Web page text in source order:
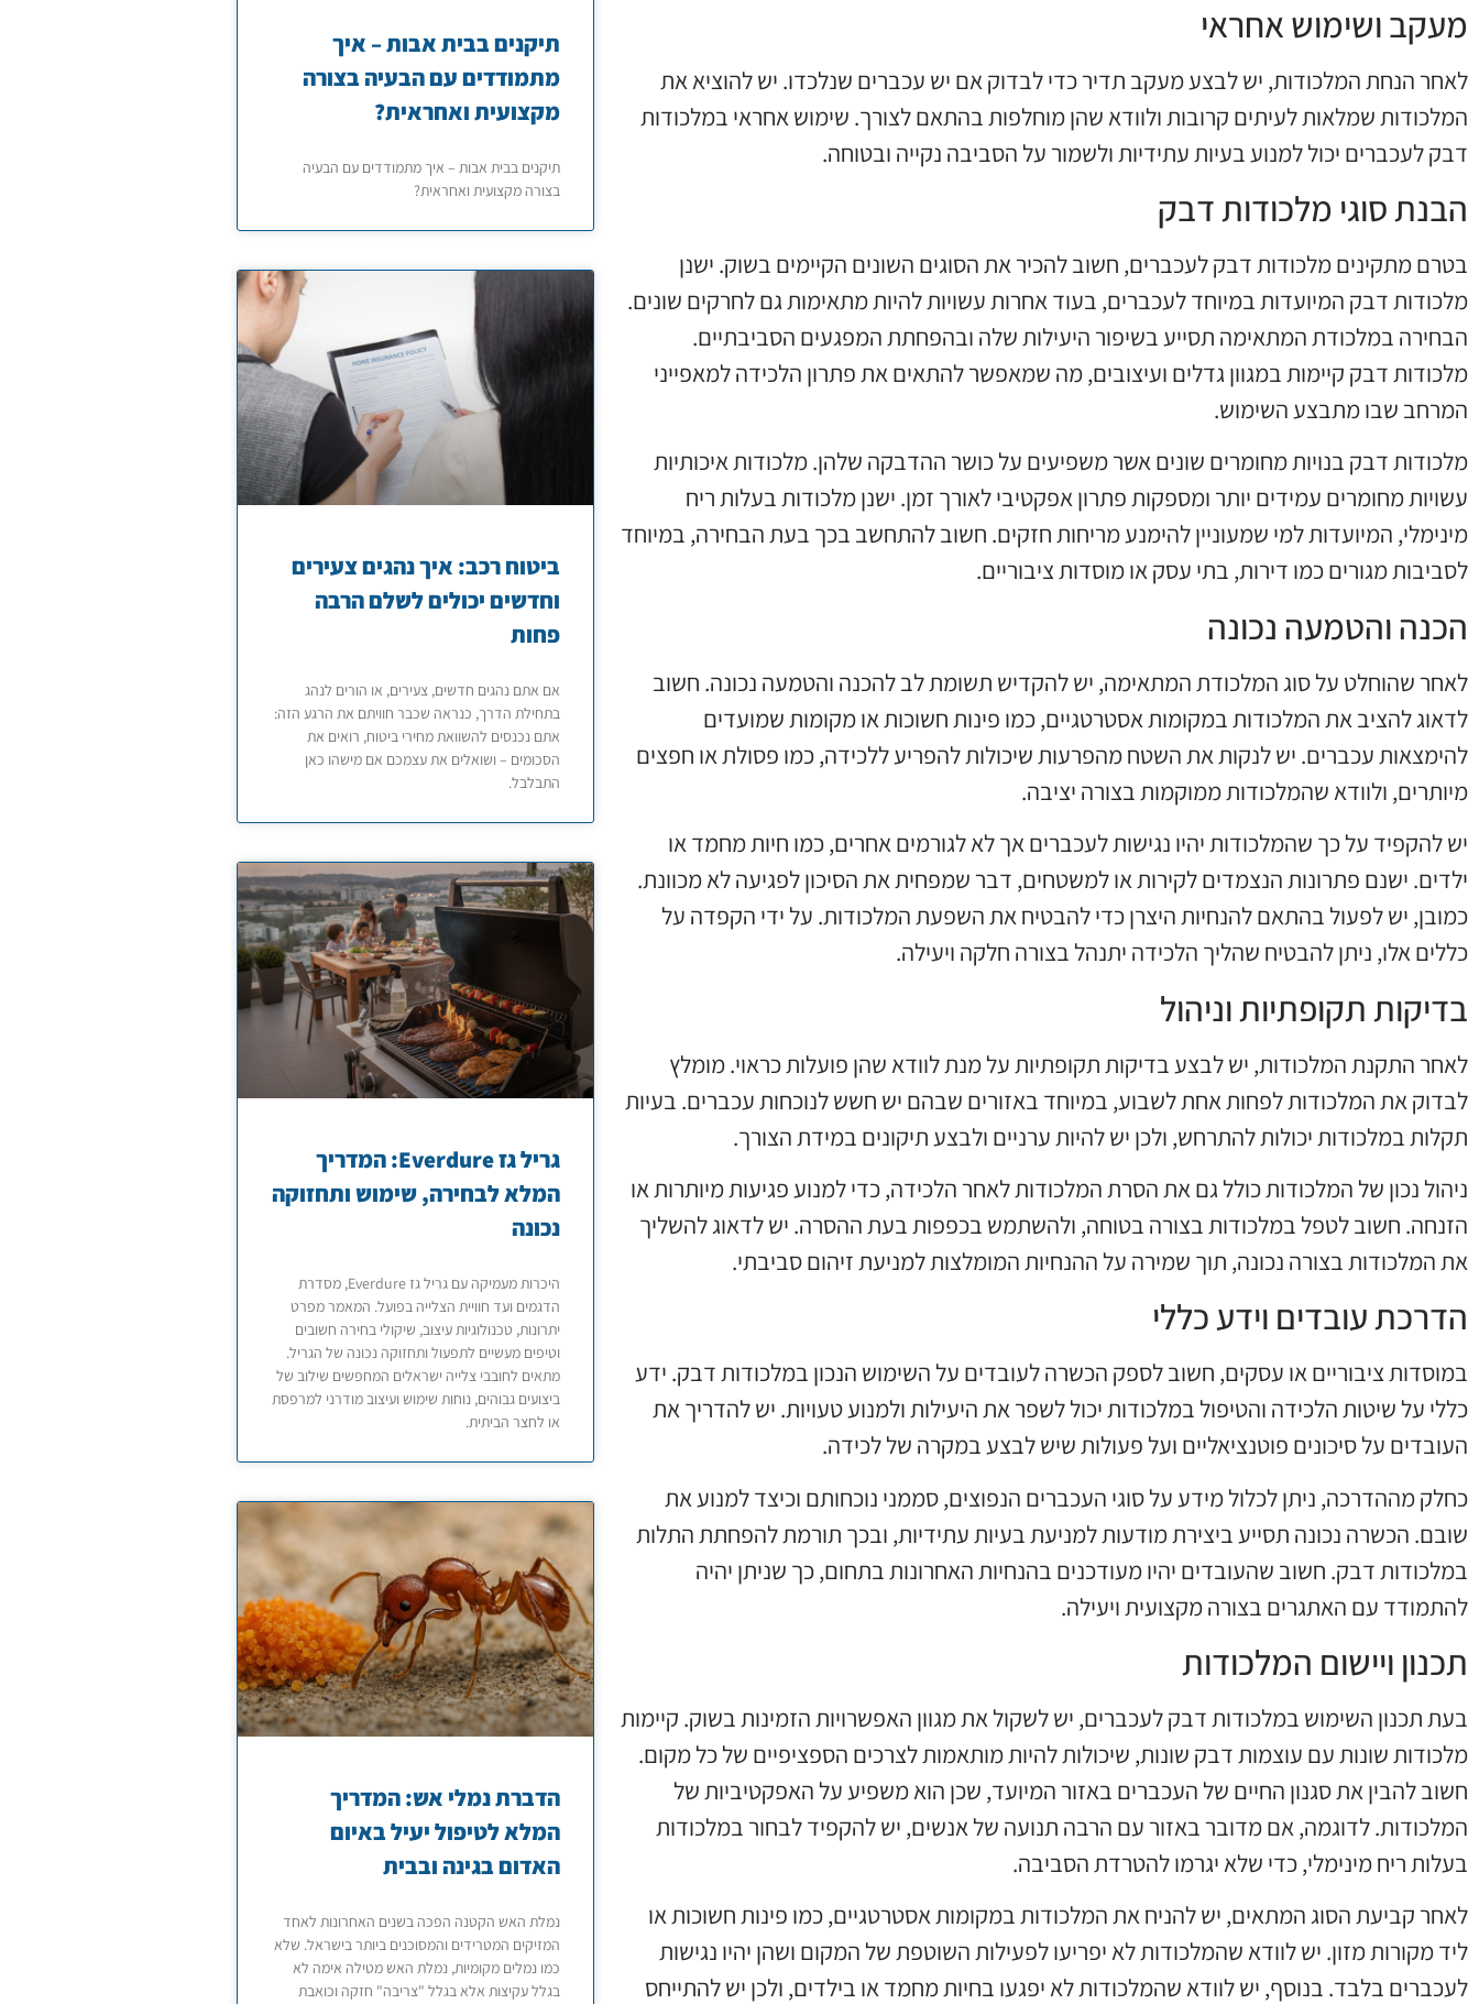
מעקב ושימוש אחראי
לאחר הנחת המלכודות, יש לבצע מעקב תדיר כדי לבדוק אם יש עכברים שנלכדו. יש להוציא את
המלכודות שמלאות לעיתים קרובות ולוודא שהן מוחלפות בהתאם לצורך. שימוש אחראי במלכודות
דבק לעכברים יכול למנוע בעיות עתידיות ולשמור על הסביבה נקייה ובטוחה.
הבנת סוגי מלכודות דבק
בטרם מתקינים מלכודות דבק לעכברים, חשוב להכיר את הסוגים השונים הקיימים בשוק. ישנן
מלכודות דבק המיועדות במיוחד לעכברים, בעוד אחרות עשויות להיות מתאימות גם לחרקים שונים.
הבחירה במלכודת המתאימה תסייע בשיפור היעילות שלה ובהפחתת המפגעים הסביבתיים.
מלכודות דבק קיימות במגוון גדלים ועיצובים, מה שמאפשר להתאים את פתרון הלכידה למאפייני
המרחב שבו מתבצע השימוש.
מלכודות דבק בנויות מחומרים שונים אשר משפיעים על כושר ההדבקה שלהן. מלכודות איכותיות
עשויות מחומרים עמידים יותר ומספקות פתרון אפקטיבי לאורך זמן. ישנן מלכודות בעלות ריח
מינימלי, המיועדות למי שמעוניין להימנע מריחות חזקים. חשוב להתחשב בכך בעת הבחירה, במיוחד
לסביבות מגורים כמו דירות, בתי עסק או מוסדות ציבוריים.
הכנה והטמעה נכונה
לאחר שהוחלט על סוג המלכודת המתאימה, יש להקדיש תשומת לב להכנה והטמעה נכונה. חשוב
לדאוג להציב את המלכודות במקומות אסטרטגיים, כמו פינות חשוכות או מקומות שמועדים
להימצאות עכברים. יש לנקות את השטח מהפרעות שיכולות להפריע ללכידה, כמו פסולת או חפצים
מיותרים, ולוודא שהמלכודות ממוקמות בצורה יציבה.
יש להקפיד על כך שהמלכודות יהיו נגישות לעכברים אך לא לגורמים אחרים, כמו חיות מחמד או
ילדים. ישנם פתרונות הנצמדים לקירות או למשטחים, דבר שמפחית את הסיכון לפגיעה לא מכוונת.
כמובן, יש לפעול בהתאם להנחיות היצרן כדי להבטיח את השפעת המלכודות. על ידי הקפדה על
כללים אלו, ניתן להבטיח שהליך הלכידה יתנהל בצורה חלקה ויעילה.
בדיקות תקופתיות וניהול
לאחר התקנת המלכודות, יש לבצע בדיקות תקופתיות על מנת לוודא שהן פועלות כראוי. מומלץ
לבדוק את המלכודות לפחות אחת לשבוע, במיוחד באזורים שבהם יש חשש לנוכחות עכברים. בעיות
תקלות במלכודות יכולות להתרחש, ולכן יש להיות ערניים ולבצע תיקונים במידת הצורך.
ניהול נכון של המלכודות כולל גם את הסרת המלכודות לאחר הלכידה, כדי למנוע פגיעות מיותרות או
הזנחה. חשוב לטפל במלכודות בצורה בטוחה, ולהשתמש בכפפות בעת ההסרה. יש לדאוג להשליך
את המלכודות בצורה נכונה, תוך שמירה על ההנחיות המומלצות למניעת זיהום סביבתי.
הדרכת עובדים וידע כללי
במוסדות ציבוריים או עסקים, חשוב לספק הכשרה לעובדים על השימוש הנכון במלכודות דבק. ידע
כללי על שיטות הלכידה והטיפול במלכודות יכול לשפר את היעילות ולמנוע טעויות. יש להדריך את
העובדים על סיכונים פוטנציאליים ועל פעולות שיש לבצע במקרה של לכידה.
כחלק מההדרכה, ניתן לכלול מידע על סוגי העכברים הנפוצים, סממני נוכחותם וכיצד למנוע את
שובם. הכשרה נכונה תסייע ביצירת מודעות למניעת בעיות עתידיות, ובכך תורמת להפחתת התלות
במלכודות דבק. חשוב שהעובדים יהיו מעודכנים בהנחיות האחרונות בתחום, כך שניתן יהיה
להתמודד עם האתגרים בצורה מקצועית ויעילה.
תכנון ויישום המלכודות
בעת תכנון השימוש במלכודות דבק לעכברים, יש לשקול את מגוון האפשרויות הזמינות בשוק. קיימות
מלכודות שונות עם עוצמות דבק שונות, שיכולות להיות מותאמות לצרכים הספציפיים של כל מקום.
חשוב להבין את סגנון החיים של העכברים באזור המיועד, שכן הוא משפיע על האפקטיביות של
המלכודות. לדוגמה, אם מדובר באזור עם הרבה תנועה של אנשים, יש להקפיד לבחור במלכודות
בעלות ריח מינימלי, כדי שלא יגרמו להטרדת הסביבה.
לאחר קביעת הסוג המתאים, יש להניח את המלכודות במקומות אסטרטגיים, כמו פינות חשוכות או
ליד מקורות מזון. יש לוודא שהמלכודות לא יפריעו לפעילות השוטפת של המקום ושהן יהיו נגישות
לעכברים בלבד. בנוסף, יש לוודא שהמלכודות לא יפגעו בחיות מחמד או בילדים, ולכן יש להתייחס
תיקנים בבית אבות – איך
מתמודדים עם הבעיה בצורה
מקצועית ואחראית?
תיקנים בבית אבות – איך מתמודדים עם הבעיה
בצורה מקצועית ואחראית?
ביטוח רכב: איך נהגים צעירים
וחדשים יכולים לשלם הרבה
פחות
אם אתם נהגים חדשים, צעירים, או הורים לנהג
בתחילת הדרך, כנראה שכבר חוויתם את הרגע הזה:
אתם נכנסים להשוואת מחירי ביטוח, רואים את
הסכומים – ושואלים את עצמכם אם מישהו כאן
התבלבל.
גריל גז Everdure: המדריך
המלא לבחירה, שימוש ותחזוקה
נכונה
היכרות מעמיקה עם גריל גז Everdure, מסדרת
הדגמים ועד חוויית הצלייה בפועל. המאמר מפרט
יתרונות, טכנולוגיות עיצוב, שיקולי בחירה חשובים
וטיפים מעשיים לתפעול ותחזוקה נכונה של הגריל.
מתאים לחובבי צלייה ישראלים המחפשים שילוב של
ביצועים גבוהים, נוחות שימוש ועיצוב מודרני למרפסת
או לחצר הביתית.
הדברת נמלי אש: המדריך
המלא לטיפול יעיל באיום
האדום בגינה ובבית
נמלת האש הקטנה הפכה בשנים האחרונות לאחד
המזיקים המטרידים והמסוכנים ביותר בישראל. שלא
כמו נמלים מקומיות, נמלת האש מטילה אימה לא
בגלל עקיצות אלא בגלל "צריבה" חזקה וכואבת